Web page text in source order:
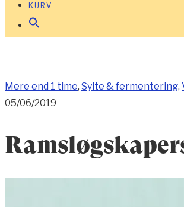
KURV
Mere end 1 time, Sylte & fermentering,
05/06/2019